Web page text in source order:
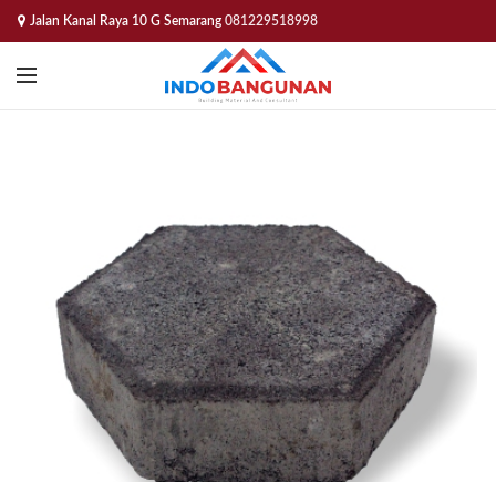
Jalan Kanal Raya 10 G Semarang 081229518998